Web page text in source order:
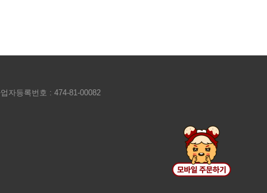
자등록번호 : 474-81-00082